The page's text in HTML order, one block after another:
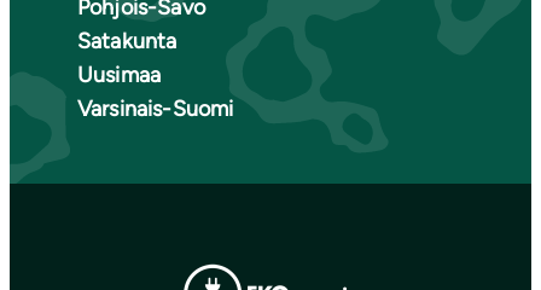
Pohjois-Savo
Satakunta
Uusimaa
Varsinais-Suomi